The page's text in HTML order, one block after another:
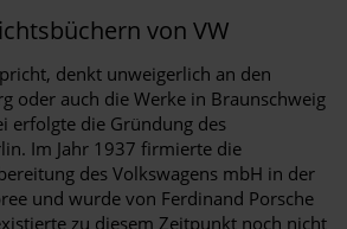
von VW
denkt unweigerlich an den
oder auch die Werke in Braunschweig
erfolgte die Gründung des
Im Jahr 1937 firmierte die
des Volkswagens mbH in der
und wurde von Ferdinand Porsche
zu diesem Zeitpunkt noch nicht